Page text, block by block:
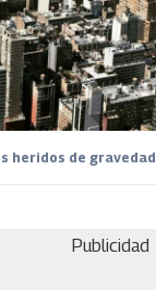
heridos de gravedad
Publicidad